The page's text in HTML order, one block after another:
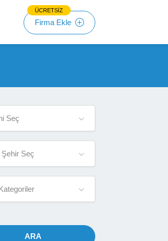
ÜCRETSİZ
Firma Ekle
Seç
Seç
ARA